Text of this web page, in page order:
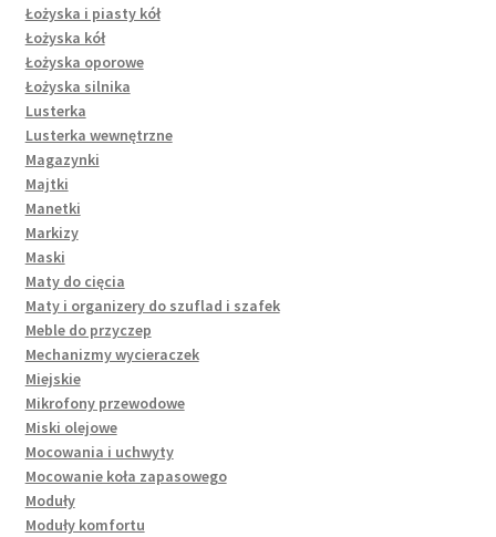
Łożyska i piasty kół
Łożyska kół
Łożyska oporowe
Łożyska silnika
Lusterka
Lusterka wewnętrzne
Magazynki
Majtki
Manetki
Markizy
Maski
Maty do cięcia
Maty i organizery do szuflad i szafek
Meble do przyczep
Mechanizmy wycieraczek
Miejskie
Mikrofony przewodowe
Miski olejowe
Mocowania i uchwyty
Mocowanie koła zapasowego
Moduły
Moduły komfortu